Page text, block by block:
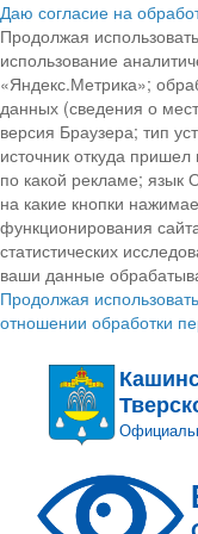
Даю согласие на
Продолжая
использование
«Яндекс.Метрика»;
данных (сведения о
версия Браузера; тип
источник откуда пришел
по какой рекламе; язык
на какие кнопки
функционирования
статистических
ваши данные
Продолжая
отношении обработки